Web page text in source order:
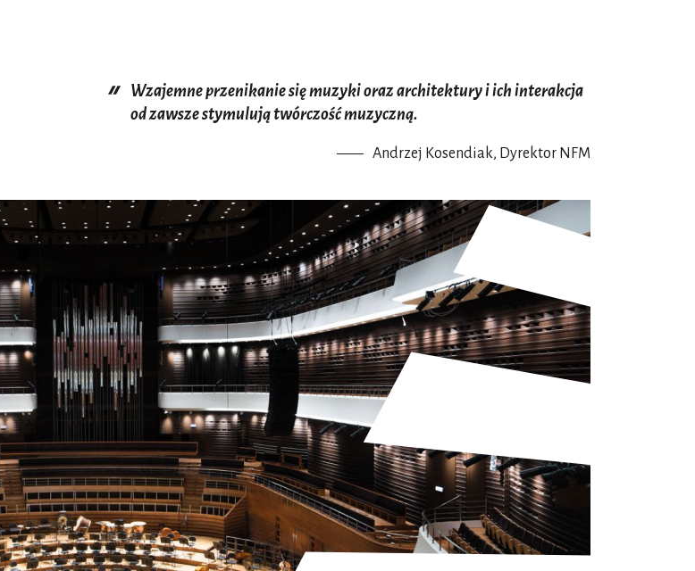
Wzajemne przenikanie się muzyki oraz architektury i ich interakcja
od zawsze stymulują twórczość muzyczną.
Andrzej Kosendiak, Dyrektor NFM